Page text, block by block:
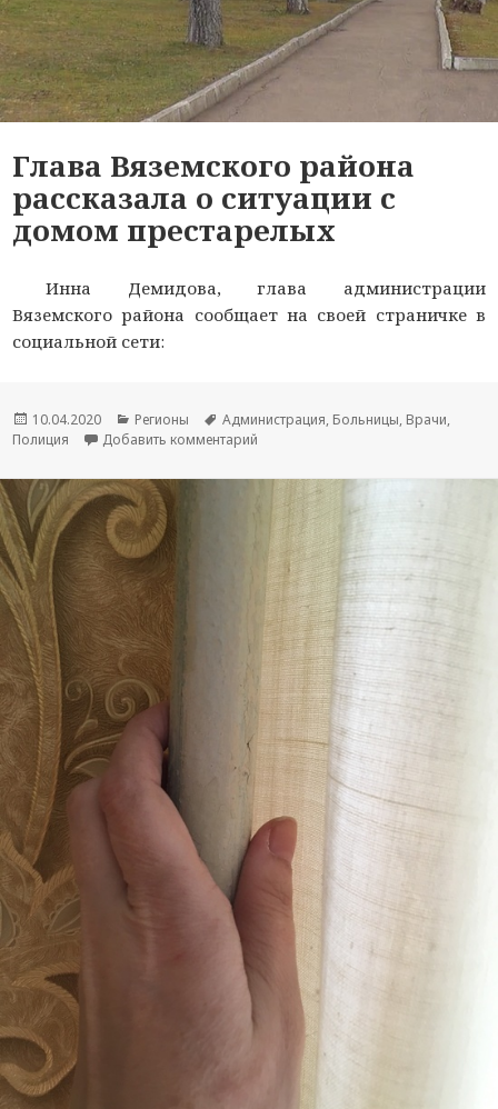
Глава Вяземского района
рассказала о ситуации с
домом престарелых
Инна Демидова, глава администрации
Вяземского района сообщает на своей страничке в
социальной сети:
Опубликовано
10.04.2020 Рубрики
Регионы Метки
Администрация, Больницы, Врачи,
Полиция
Добавить комментарий